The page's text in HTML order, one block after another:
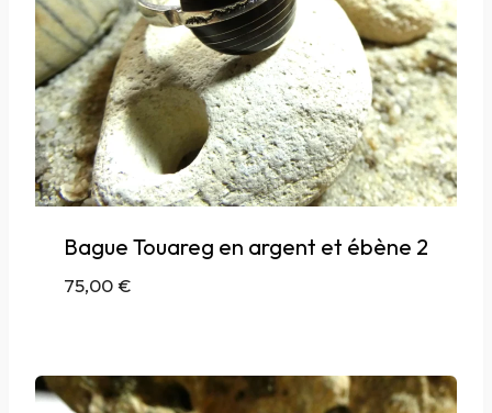
Bague Touareg en argent et ébène 2
75,00€